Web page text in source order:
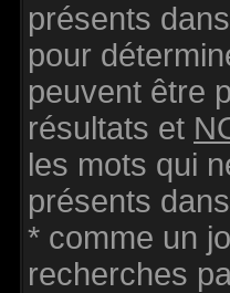
présents
pour
peuvent être
résultats et
les mots qui
présents
* comme un
recherches